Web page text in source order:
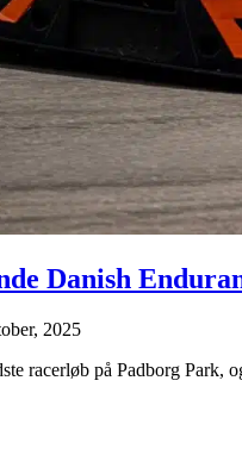
Danish
2025
racerløb på Padborg Park,